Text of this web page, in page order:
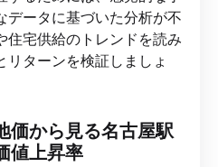
データに基づいた分析が不
住宅供給のトレンドを読み
ターンを検証しましょ
価から見る名古屋駅
値上昇率